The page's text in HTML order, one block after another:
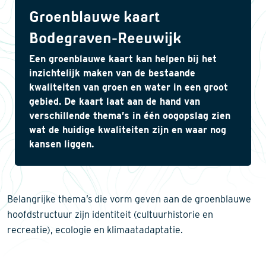
Groenblauwe kaart
Bodegraven-Reeuwijk
Een groenblauwe kaart kan helpen bij het
inzichtelijk maken van de bestaande
kwaliteiten van groen en water in een groot
gebied. De kaart laat aan de hand van
verschillende thema’s in één oogopslag zien
wat de huidige kwaliteiten zijn en waar nog
kansen liggen.
Belangrijke thema’s die vorm geven aan de groenblauwe
hoofdstructuur zijn identiteit (cultuurhistorie en
recreatie), ecologie en klimaatadaptatie.